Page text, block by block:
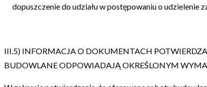
dopuszczenie do udziału w postępowaniu o udzielenie
III.5) INFORMACJA O DOKUMENTACH
BUDOWLANE ODPOWIADAJĄ OKREŚLONYM